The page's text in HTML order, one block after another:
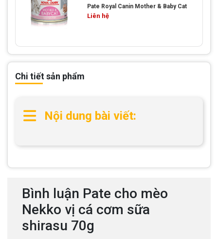
Chi tiết sản phẩm
Nội dung bài viết:
Bình luận Pate cho mèo
Nekko vị cá cơm sữa
shirasu 70g
Pate Royal Canin Mother & Baby Cat
Liên hệ